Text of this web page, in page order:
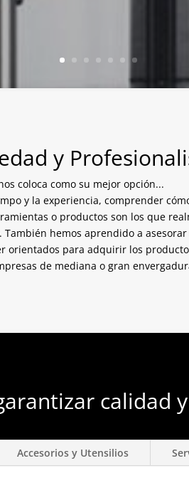
y
coloca como su mejor opción...
y la experiencia, comprender
o productos son los que
hemos aprendido a
orientados para adquirir los
de mediana o gran
calidad
Accesorios y Utensilios